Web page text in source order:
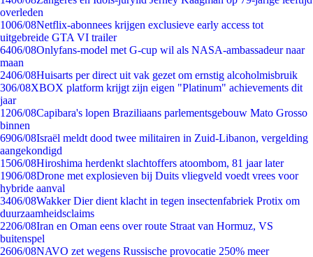
overleden
1006/08Netflix-abonnees krijgen exclusieve early access tot
uitgebreide GTA VI trailer
6406/08Onlyfans-model met G-cup wil als NASA-ambassadeur naar
maan
2406/08Huisarts per direct uit vak gezet om ernstig alcoholmisbruik
306/08XBOX platform krijgt zijn eigen "Platinum" achievements dit
jaar
1206/08Capibara's lopen Braziliaans parlementsgebouw Mato Grosso
binnen
6906/08Israël meldt dood twee militairen in Zuid-Libanon, vergelding
aangekondigd
1506/08Hiroshima herdenkt slachtoffers atoombom, 81 jaar later
1906/08Drone met explosieven bij Duits vliegveld voedt vrees voor
hybride aanval
3406/08Wakker Dier dient klacht in tegen insectenfabriek Protix om
duurzaamheidsclaims
2206/08Iran en Oman eens over route Straat van Hormuz, VS
buitenspel
2606/08NAVO zet wegens Russische provocatie 250% meer